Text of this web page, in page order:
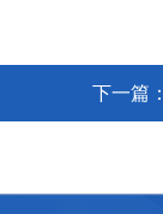
下一篇：